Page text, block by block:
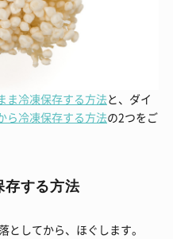
ま冷凍保存する方法と、ダイ
ら冷凍保存する方法の2つをご
存する方法
してから、ほぐします。